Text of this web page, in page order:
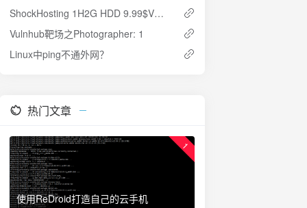
ShockHosting 1H2G HDD 9.99$VPS测评
Vulnhub靶场之Photographer: 1
Linux中ping不通外网？
热门文章
1
使用ReDroid打造自己的云手机